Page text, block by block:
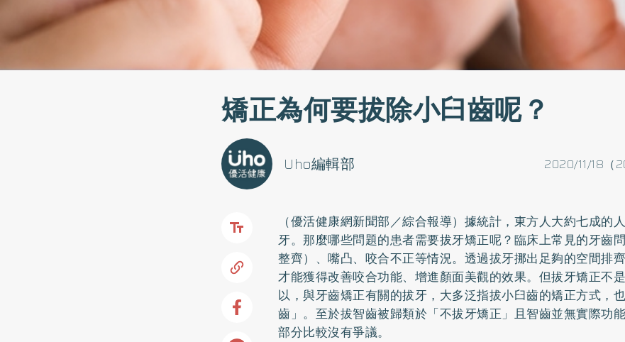
矯正為何要拔除小臼齒呢？
2020/11/18（
Uho編輯部
（優活健康網新聞部／綜合報導）據統計，東方人大約七成的人
牙。那麼哪些問題的患者需要拔牙矯正呢？臨床上常見的牙齒
整齊）、嘴凸、咬合不正等情況。透過拔牙挪出足夠的空間排
才能獲得改善咬合功能、增進顏面美觀的效果。但拔牙矯正不
以，與牙齒矯正有關的拔牙，大多泛指拔小臼齒的矯正方式，
齒」。至於拔智齒被歸類於「不拔牙矯正」且智齒並無實際功
部分比較沒有爭議。